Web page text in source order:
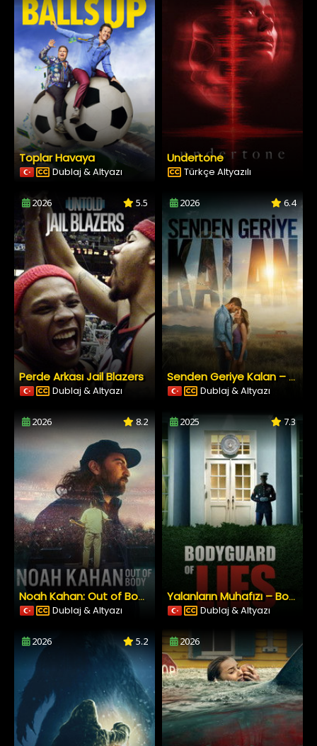
Toplar Havaya
Dublaj & Altyazı
Undertone
Türkçe Altyazılı
2026 5.5
Perde Arkası Jail Blazers
Dublaj & Altyazı
2026 6.4
Senden Geriye Kalan – Reminders of Him
Dublaj & Altyazı
2026 8.2
Noah Kahan: Out of Body
Dublaj & Altyazı
2025 7.3
Yalanların Muhafızı – Bodyguard of Lies
Dublaj & Altyazı
2026 5.2 2026